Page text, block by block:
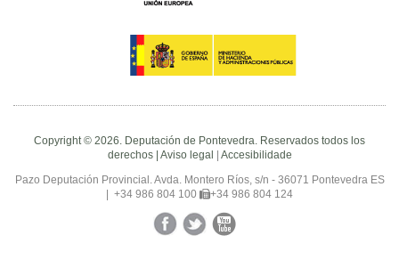
Copyright © 2026. Deputación de Pontevedra. Reservados todos los
derechos | Aviso legal | Accesibilidade
Pazo Deputación Provincial. Avda. Montero Ríos, s/n - 36071 Pontevedra ES
| +34 986 804 100
+34 986 804 124
FacebookTwitterYouTube